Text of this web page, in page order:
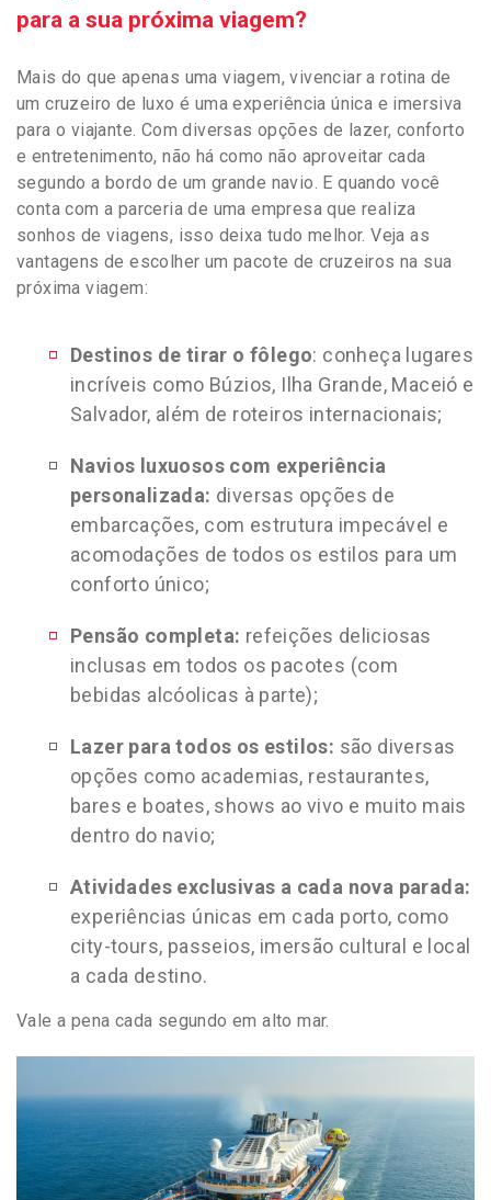
para a sua próxima viagem?
Mais do que apenas uma viagem, vivenciar a rotina de
um cruzeiro de luxo é uma experiência única e imersiva
para o viajante. Com diversas opções de lazer, conforto
e entretenimento, não há como não aproveitar cada
segundo a bordo de um grande navio. E quando você
conta com a parceria de uma empresa que realiza
sonhos de viagens, isso deixa tudo melhor. Veja as
vantagens de escolher um pacote de cruzeiros na sua
próxima viagem:
Destinos de tirar o fôlego: conheça lugares
incríveis como Búzios, Ilha Grande, Maceió e
Salvador, além de roteiros internacionais;
Navios luxuosos com experiência
personalizada: diversas opções de
embarcações, com estrutura impecável e
acomodações de todos os estilos para um
conforto único;
Pensão completa: refeições deliciosas
inclusas em todos os pacotes (com
bebidas alcóolicas à parte);
Lazer para todos os estilos: são diversas
opções como academias, restaurantes,
bares e boates, shows ao vivo e muito mais
dentro do navio;
Atividades exclusivas a cada nova parada:
experiências únicas em cada porto, como
city-tours, passeios, imersão cultural e local
a cada destino.
Vale a pena cada segundo em alto mar.